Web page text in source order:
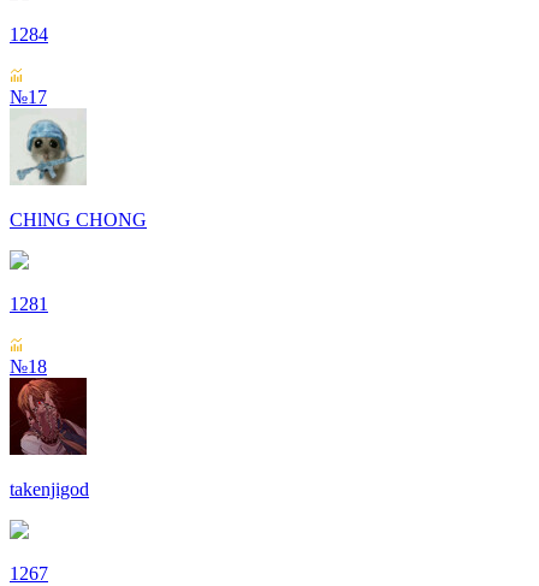
1284
№17
СHlNG СHONG
1281
№18
takenjigod
1267